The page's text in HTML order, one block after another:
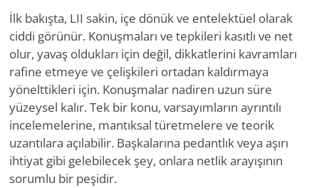
İlk bakışta, LII sakin, içe dönük ve entelektüel olarak
ciddi görünür. Konuşmaları ve tepkileri kasıtlı ve net
olur, yavaş oldukları için değil, dikkatlerini kavramları
rafine etmeye ve çelişkileri ortadan kaldırmaya
yönelttikleri için. Konuşmalar nadiren uzun süre
yüzeysel kalır. Tek bir konu, varsayımların ayrıntılı
incelemelerine, mantıksal türetmelere ve teorik
uzantılara açılabilir. Başkalarına pedantlık veya aşırı
ihtiyat gibi gelebilecek şey, onlara netlik arayışının
sorumlu bir peşidir.